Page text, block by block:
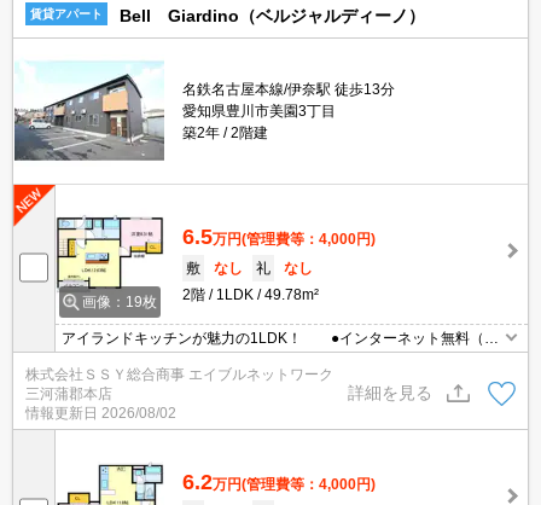
賃貸アパート Bell Giardino（ベルジャルディーノ）
名鉄名古屋本線/伊奈駅 徒歩13分
愛知県豊川市美園3丁目
築2年
2階建
画像：19枚
6.5万円(管理費等：4,000円)
敷
なし 礼
なし
2階
1LDK 49.78m²
アイランドキッチンが魅力の1LDK！ ●インターネット無料（光
ファイバー） ●エアコン２基・宅配ボックスあり ●敷・礼
金なし ※ペット飼育時：敷金２ヶ月（小型犬1匹のみ） ●8月2
2日退去予定
株式会社ＳＳＹ総合商事 エイブルネットワーク
三河蒲郡本店
情報更新日 2026/08/02
詳細を見る
6.2万円(管理費等：4,000円)